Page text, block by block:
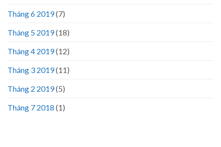
Tháng 6 2019(7)
Tháng 5 2019(18)
Tháng 4 2019(12)
Tháng 3 2019(11)
Tháng 2 2019(5)
Tháng 7 2018 (1)